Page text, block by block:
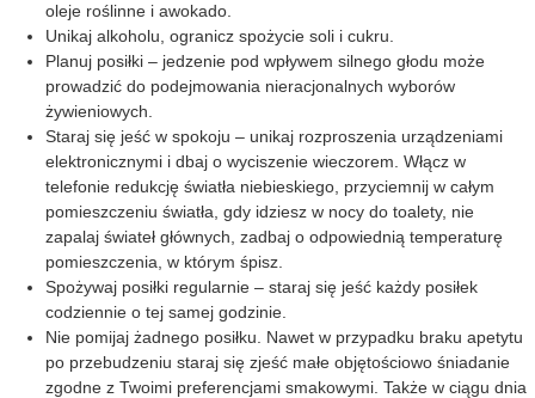
oleje roślinne i awokado.
Unikaj alkoholu, ogranicz spożycie soli i cukru.
Planuj posiłki – jedzenie pod wpływem silnego głodu może
prowadzić do podejmowania nieracjonalnych wyborów
żywieniowych.
Staraj się jeść w spokoju – unikaj rozproszenia urządzeniami
elektronicznymi i dbaj o wyciszenie wieczorem. Włącz w
telefonie redukcję światła niebieskiego, przyciemnij w całym
pomieszczeniu światła, gdy idziesz w nocy do toalety, nie
zapalaj świateł głównych, zadbaj o odpowiednią temperaturę
pomieszczenia, w którym śpisz.
Spożywaj posiłki regularnie – staraj się jeść każdy posiłek
codziennie o tej samej godzinie.
Nie pomijaj żadnego posiłku. Nawet w przypadku braku apetytu
po przebudzeniu staraj się zjeść małe objętościowo śniadanie
zgodne z Twoimi preferencjami smakowymi. Także w ciągu dnia